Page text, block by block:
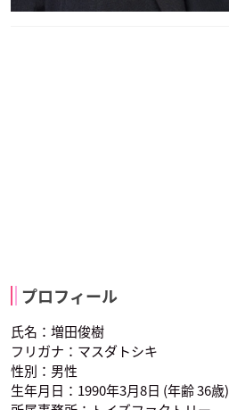
プロフィール
氏名：増田俊樹
フリガナ：マスダトシキ
性別：男性
生年月日：1990年3月8日 (年齢 36歳)